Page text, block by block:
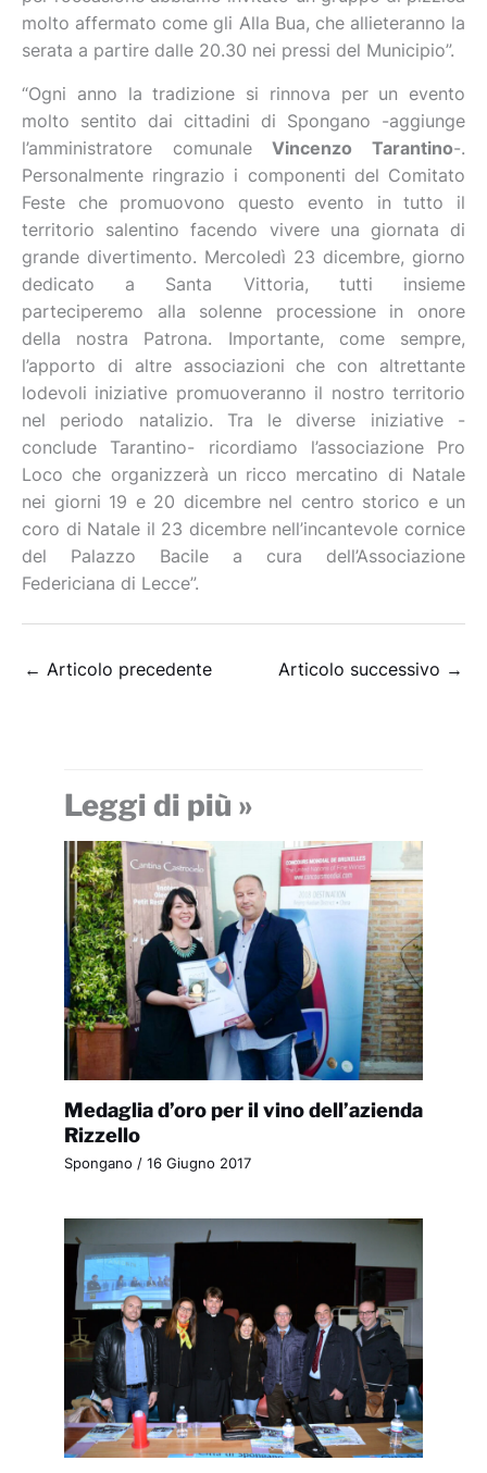
molto affermato come gli Alla Bua, che allieteranno la
serata a partire dalle 20.30 nei pressi del Municipio”.
“Ogni anno la tradizione si rinnova per un evento
molto sentito dai cittadini di Spongano -aggiunge
l’amministratore comunaleVincenzo Tarantino-.
Personalmente ringrazio i componenti del Comitato
Feste che promuovono questo evento in tutto il
territorio salentino facendo vivere una giornata di
grande divertimento. Mercoledì 23 dicembre, giorno
dedicato a Santa Vittoria, tutti insieme
parteciperemo alla solenne processione in onore
della nostra Patrona. Importante, come sempre,
l’apporto di altre associazioni che con altrettante
lodevoli iniziative promuoveranno il nostro territorio
nel periodo natalizio. Tra le diverse iniziative -
conclude Tarantino- ricordiamo l’associazione Pro
Loco che organizzerà un ricco mercatino di Natale
nei giorni 19 e 20 dicembre nel centro storico e un
coro di Natale il 23 dicembre nell’incantevole cornice
del Palazzo Bacile a cura dell’Associazione
Federiciana di Lecce”.
← Articolo precedente Articolo successivo →
Leggi di più »
Medaglia d’oro per il vino dell’azienda
Rizzello
Spongano / 16 Giugno 2017